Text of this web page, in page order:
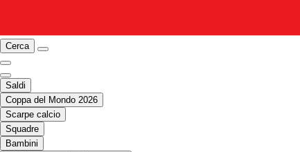
Cerca
Saldi
Coppa del Mondo 2026
Scarpe calcio
Squadre
Bambini